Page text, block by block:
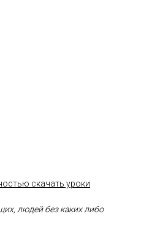
скачать уроки
людей без каких либо